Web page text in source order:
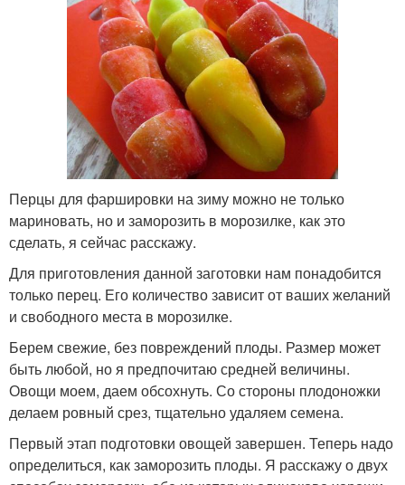
Перцы для фаршировки на зиму можно не только
мариновать, но и заморозить в морозилке, как это
сделать, я сейчас расскажу.
Для приготовления данной заготовки нам понадобится
только перец. Его количество зависит от ваших желаний
и свободного места в морозилке.
Берем свежие, без повреждений плоды. Размер может
быть любой, но я предпочитаю средней величины.
Овощи моем, даем обсохнуть. Со стороны плодоножки
делаем ровный срез, тщательно удаляем семена.
Первый этап подготовки овощей завершен. Теперь надо
определиться, как заморозить плоды. Я расскажу о двух